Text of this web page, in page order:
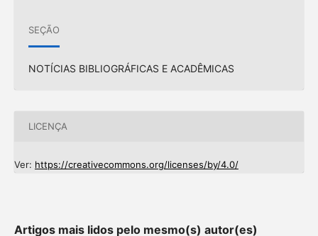
SEÇÃO
NOTÍCIAS BIBLIOGRÁFICAS E ACADÊMICAS
LICENÇA
Ver: https://creativecommons.org/licenses/by/4.0/
Artigos mais lidos pelo mesmo(s) autor(es)